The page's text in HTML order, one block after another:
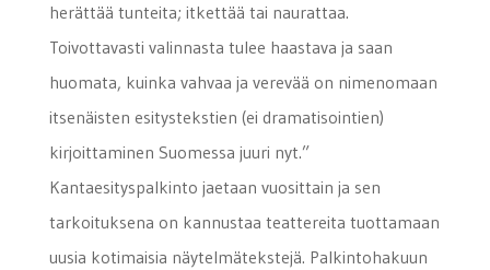
herättää tunteita; itkettää tai naurattaa.
Toivottavasti valinnasta tulee haastava ja saan
huomata, kuinka vahvaa ja verevää on nimenomaan
itsenäisten esitystekstien (ei dramatisointien)
kirjoittaminen Suomessa juuri nyt.”
Kantaesityspalkinto jaetaan vuosittain ja sen
tarkoituksena on kannustaa teattereita tuottamaan
uusia kotimaisia näytelmätekstejä. Palkintohakuun